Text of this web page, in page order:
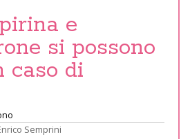
e
si possono
caso di
Semprini